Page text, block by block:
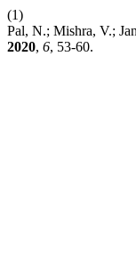
(1)
Pal, N.; Mishra, V.;
2020, 6, 53-60.